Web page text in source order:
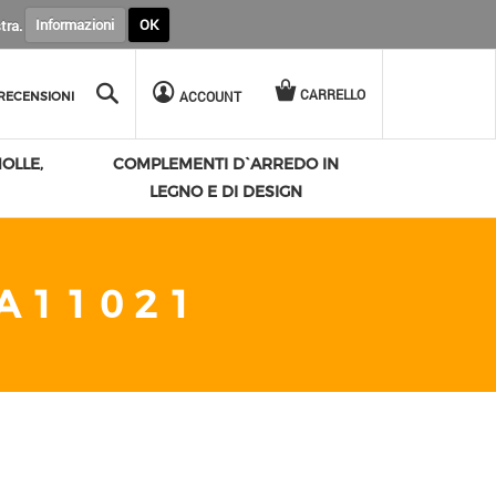
Informazioni OK
ACCOUNT CARRELLO
Cerca
COMPLEMENTI D`ARREDO IN
LEGNO E DI DESIGN